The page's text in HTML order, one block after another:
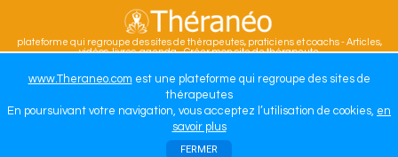
www.Theraneo.com est une plateforme qui regroupe des sites de
thérapeutes
En poursuivant votre navigation, vous acceptez l’utilisation de cookies, en
savoir plus
FERMER
plateforme qui regroupe des sites de thérapeutes, praticiens et coachs - Articles,
vidéos, livres, agenda - Créer mon site de thérapeute